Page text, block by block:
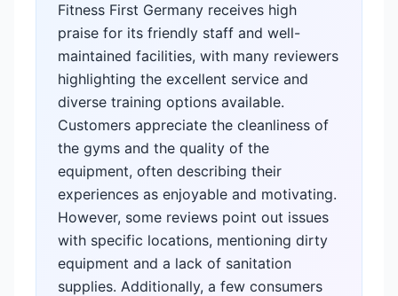
Fitness First Germany receives high
praise for its friendly staff and well-
maintained facilities, with many reviewers
highlighting the excellent service and
diverse training options available.
Customers appreciate the cleanliness of
the gyms and the quality of the
equipment, often describing their
experiences as enjoyable and motivating.
However, some reviews point out issues
with specific locations, mentioning dirty
equipment and a lack of sanitation
supplies. Additionally, a few consumers